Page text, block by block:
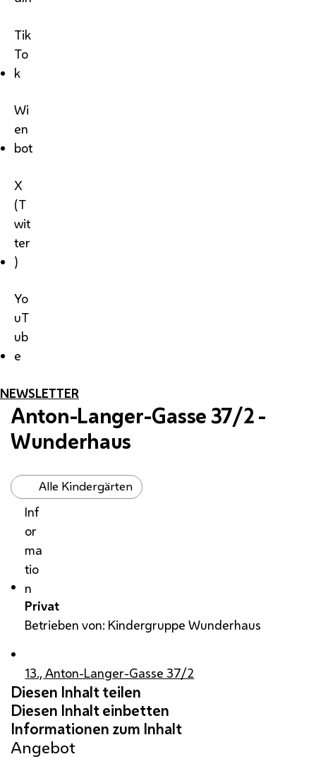
Tik
To
k
Wi
en
bot
X
(T
wit
ter
)
Yo
uT
ub
e
NEWSLETTER
Anton-Langer-Gasse 37/2 -
Wunderhaus
Alle Kindergärten
Inf
or
ma
tio
n
Privat
Betrieben von: Kindergruppe Wunderhaus
13., Anton-Langer-Gasse 37/2
Angebot